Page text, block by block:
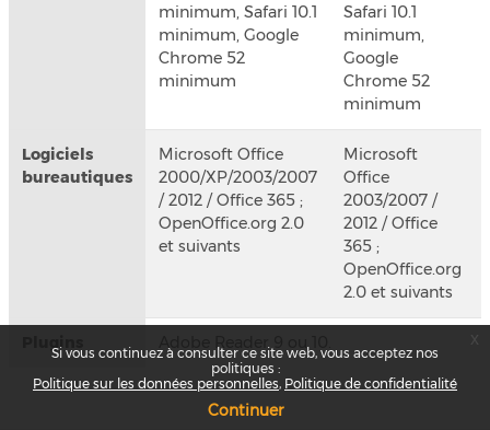
minimum, Safari 10.1
minimum, Google
Chrome 52
minimum
Safari 10.1
minimum,
Google
Chrome 52
minimum
Logiciels
bureautiques
Microsoft Office
2000/XP/2003/2007
/ 2012 / Office 365 ;
OpenOffice.org 2.0
et suivants
Microsoft
Office
2003/2007 /
2012 / Office
365 ;
OpenOffice.org
2.0 et suivants
Plugins Adobe Reader 9 ou 10.
Si vous continuez à consulter ce site web, vous acceptez nos
politiques :
Politique sur les données personnelles Politique de confidentialité
Continuer